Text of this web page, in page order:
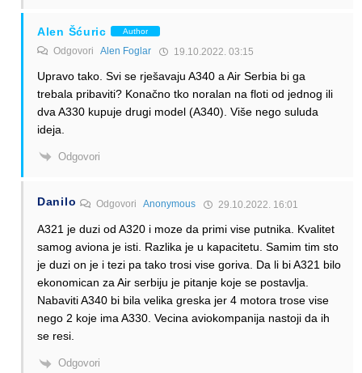
Alen Šćuric Author
Odgovori Alen Foglar 19.10.2022. 03:15
Upravo tako. Svi se rješavaju A340 a Air Serbia bi ga
trebala pribaviti? Konačno tko noralan na floti od jednog ili
dva A330 kupuje drugi model (A340). Više nego suluda
ideja.
Odgovori
Danilo OdgovoriAnonymous 29.10.2022. 16:01
A321 je duzi od A320 i moze da primi vise putnika. Kvalitet
samog aviona je isti. Razlika je u kapacitetu. Samim tim sto
je duzi on je i tezi pa tako trosi vise goriva. Da li bi A321 bilo
ekonomican za Air serbiju je pitanje koje se postavlja.
Nabaviti A340 bi bila velika greska jer 4 motora trose vise
nego 2 koje ima A330. Vecina aviokompanija nastoji da ih
se resi.
Odgovori